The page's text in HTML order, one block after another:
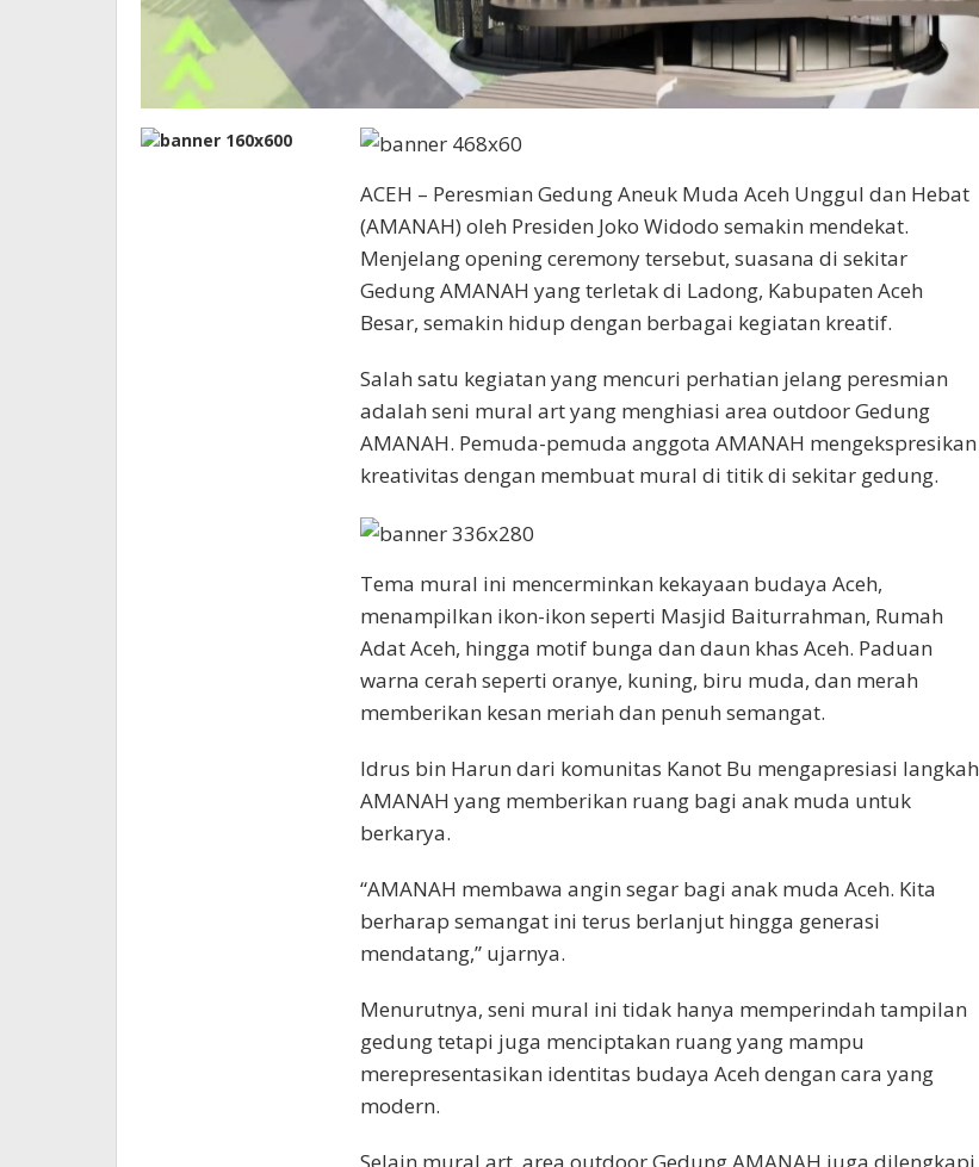
ACEH – Peresmian Gedung Aneuk Muda Aceh Unggul dan Hebat
(AMANAH) oleh Presiden Joko Widodo semakin mendekat.
Menjelang opening ceremony tersebut, suasana di sekitar
Gedung AMANAH yang terletak di Ladong, Kabupaten Aceh
Besar, semakin hidup dengan berbagai kegiatan kreatif.
Salah satu kegiatan yang mencuri perhatian jelang peresmian
adalah seni mural art yang menghiasi area outdoor Gedung
AMANAH. Pemuda-pemuda anggota AMANAH mengekspresikan
kreativitas dengan membuat mural di titik di sekitar gedung.
Tema mural ini mencerminkan kekayaan budaya Aceh,
menampilkan ikon-ikon seperti Masjid Baiturrahman, Rumah
Adat Aceh, hingga motif bunga dan daun khas Aceh. Paduan
warna cerah seperti oranye, kuning, biru muda, dan merah
memberikan kesan meriah dan penuh semangat.
Idrus bin Harun dari komunitas Kanot Bu mengapresiasi langkah
AMANAH yang memberikan ruang bagi anak muda untuk
berkarya.
“AMANAH membawa angin segar bagi anak muda Aceh. Kita
berharap semangat ini terus berlanjut hingga generasi
mendatang,” ujarnya.
Menurutnya, seni mural ini tidak hanya memperindah tampilan
gedung tetapi juga menciptakan ruang yang mampu
merepresentasikan identitas budaya Aceh dengan cara yang
modern.